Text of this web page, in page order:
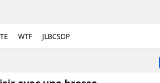
WTF JLBCSDP